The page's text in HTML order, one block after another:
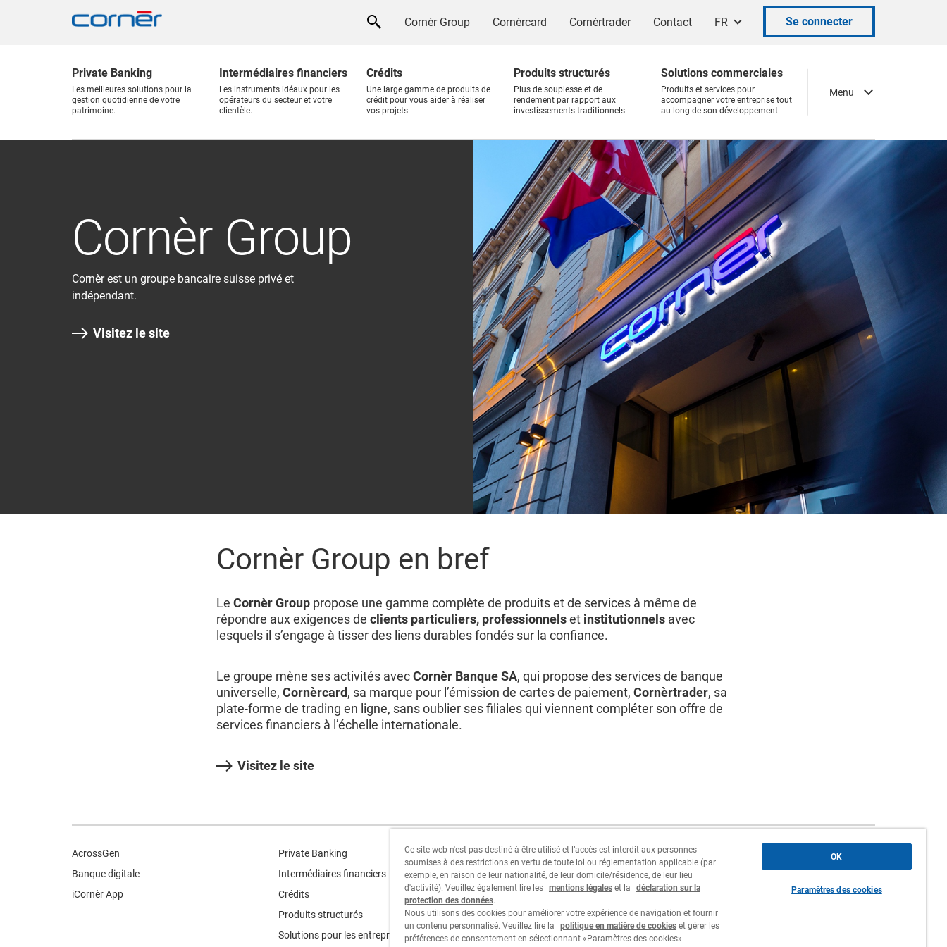
Cornèr Group Cornèrcard Cornèrtrader Contact FR Se connecter
Menu
Private Banking
Les meilleures solutions pour la
gestion quotidienne de votre
patrimoine.
Intermédiaires financiers
Les instruments idéaux pour les
opérateurs du secteur et votre
clientèle.
Crédits
Une large gamme de produits de
crédit pour vous aider à réaliser
vos projets.
Produits structurés
Plus de souplesse et de
rendement par rapport aux
investissements traditionnels.
Solutions commerciales
Produits et services pour
accompagner votre entreprise tout
au long de son développement.
Cornèr Group
Cornèr est un groupe bancaire suisse privé et
indépendant.
Visitez le site
Cornèr Group en bref
Le Cornèr Group propose une gamme complète de produits et de services à même de
répondre aux exigences de clients particuliers, professionnelset institutionnels avec
lesquels il s’engage à tisser des liens durables fondés sur la confiance.
Le groupe mène ses activités avecCornèr Banque SA, qui propose des services de banque
universelle, Cornèrcard, sa marque pour l’émission de cartes de paiement, Cornèrtrader, sa
plate-forme de trading en ligne, sans oublier ses filiales qui viennent compléter son offre de
services financiers à l’échelle internationale.
Visitez le site
AcrossGen
Banque digitale
iCornèr App
Private Banking
Intermédiaires financiers
Crédits
Produits structurés
Solutions pour les entreprises
Cornèr Group
Cornèrcard
Cornèrtrader
Siège social, succursales et
agences
Travailler chez nous
Ce site web n'est pas destiné à être utilisé et l’accès est interdit aux personnes
soumises à des restrictions en vertu de toute loi ou réglementation applicable (par
exemple, en raison de leur nationalité, de leur domicile/résidence, de leur lieu
d'activité). Veuillez également lire les mentions légales et la
déclaration sur la
protection des données.
Nous utilisons des cookies pour améliorer votre expérience de navigation et fournir
un contenu personnalisé. Veuillez lire la
politique en matière de cookies et gérer les
préférences de consentement en sélectionnant «Paramètres des cookies».
OK
Paramètres des cookies